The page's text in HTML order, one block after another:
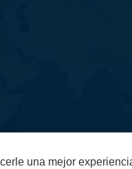
una mejor